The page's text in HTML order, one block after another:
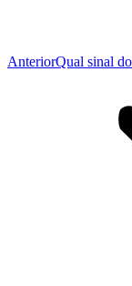
AnteriorPublicação
Qual sinal